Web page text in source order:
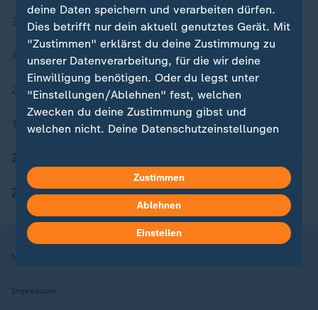
Zuletzt veröffentlicht
Aktuelle Sendungs-Videos
ZDFheute Stories
Themen im Überblick
ZDFheute Apps
Nutzungsbedingungen
Impressum
deine Daten speichern und verarbeiten dürfen.
Dies betrifft nur dein aktuell genutztes Gerät. Mit
"Zustimmen" erklärst du deine Zustimmung zu
unserer Datenverarbeitung, für die wir deine
Einwilligung benötigen. Oder du legst unter
"Einstellungen/Ablehnen" fest, welchen
Zwecken du deine Zustimmung gibst und
welchen nicht. Deine Datenschutzeinstellungen
Hier findest du das Impressum.
Weitere Informationen findest du in unserer
Datenschutzerklärung.
Zustimmen
Ablehnen
Einstellen